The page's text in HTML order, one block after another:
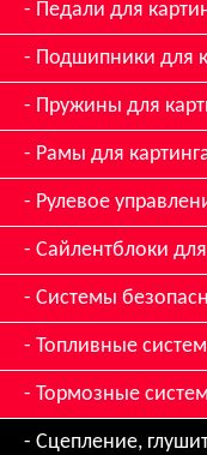
Педали для
Подшипники для
Пружины для
Рамы для
Рулевое
Сайлентблоки для
Системы
Топливные
Тормозные
Сцепление,